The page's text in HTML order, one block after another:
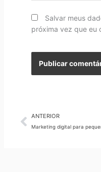
Salvar meus
próxima vez que eu
Anterior
ANTERIOR